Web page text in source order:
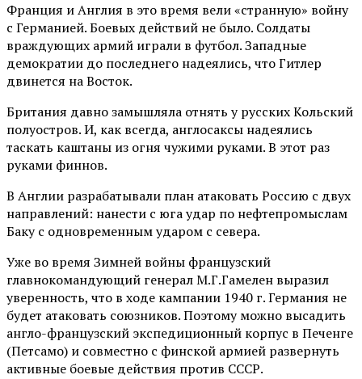
Франция и Англия в это время вели «странную» войну
с Германией. Боевых действий не было. Солдаты
враждующих армий играли в футбол. Западные
демократии до последнего надеялись, что Гитлер
двинется на Восток.
Британия давно замышляла отнять у русских Кольский
полуостров. И, как всегда, англосаксы надеялись
таскать каштаны из огня чужими руками. В этот раз
руками финнов.
В Англии разрабатывали план атаковать Россию с двух
направлений: нанести с юга удар по нефтепромыслам
Баку с одновременным ударом с севера.
Уже во время Зимней войны французский
главнокомандующий генерал М.Г.Гамелен выразил
уверенность, что в ходе кампании 1940 г. Германия не
будет атаковать союзников. Поэтому можно высадить
англо-французский экспедиционный корпус в Печенге
(Петсамо) и совместно с финской армией развернуть
активные боевые действия против СССР.